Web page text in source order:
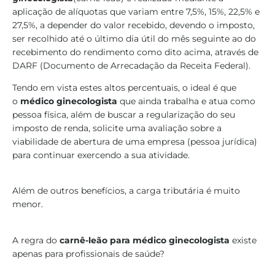
aplicação de alíquotas que variam entre 7,5%, 15%, 22,5% e
27,5%, a depender do valor recebido, devendo o imposto,
ser recolhido até o último dia útil do mês seguinte ao do
recebimento do rendimento como dito acima, através de
DARF (Documento de Arrecadação da Receita Federal).
Tendo em vista estes altos percentuais, o ideal é que
o médico ginecologista que ainda trabalha e atua como
pessoa física, além de buscar a regularização do seu
imposto de renda, solicite uma avaliação sobre a
viabilidade de abertura de uma empresa (pessoa jurídica)
para continuar exercendo a sua atividade.
Além de outros benefícios, a carga tributária é muito
menor.
A regra do carnê-leão para médico ginecologista existe
apenas para profissionais de saúde?